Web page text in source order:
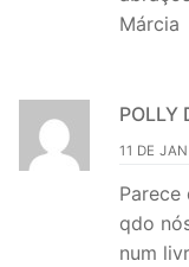
Márcia
POLLY
11 DE
Parece
qdo
num